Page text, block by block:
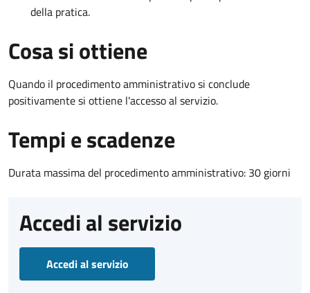
della pratica.
Cosa si ottiene
Quando il procedimento amministrativo si conclude
positivamente si ottiene l'accesso al servizio.
Tempi e scadenze
Durata massima del procedimento amministrativo: 30 giorni
Accedi al servizio
Accedi al servizio